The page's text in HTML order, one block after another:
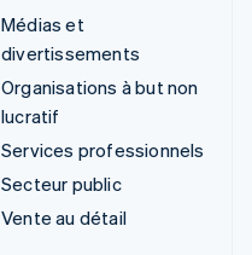
Médias et
divertissements
Organisations à but non
lucratif
Services professionnels
Secteur public
Vente au détail